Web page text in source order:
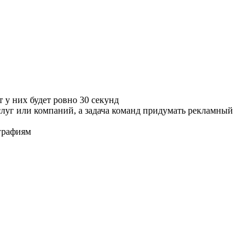
них будет ровно 30 секунд
или компаний, а задача команд придумать рекламный